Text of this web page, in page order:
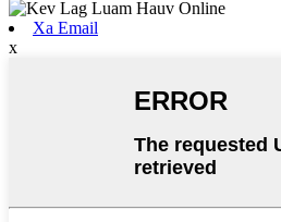
Xa Email
x